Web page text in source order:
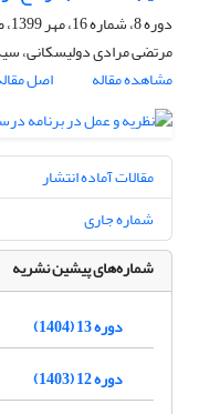
دوره 8، شماره 16، مهر 1399، صفحه
مرتضی مرادی دولیسکانی،
مشاهده مقاله
اصل
مقالات آماده انتشار
شماره جاری
شماره‌های پیشین نشریه
دوره 13 (1404)
دوره 12 (1403)